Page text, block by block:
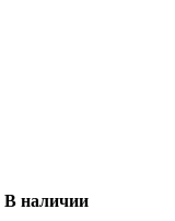
В наличии